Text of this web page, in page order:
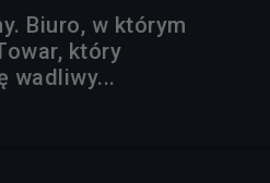
Biuro, w którym
który
wadliwy...